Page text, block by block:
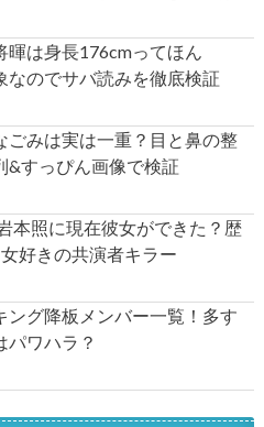
暉は身長176cmってほん
なのでサバ読みを徹底検証
ごみは実は一重？目と鼻の整
&すっぴん画像で検証
本照に現在彼女ができた？歴
好きの共演者キラー
ング降板メンバー一覧！多す
パワハラ？